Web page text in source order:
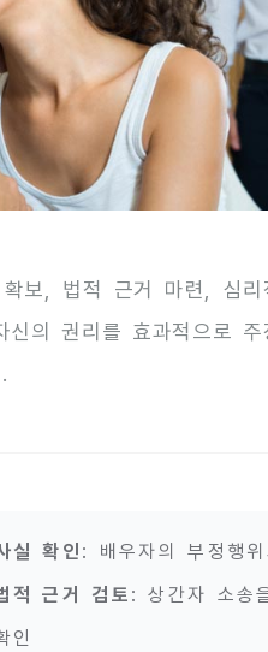
보, 법적 근거 마련, 심
의 권리를 효과적으로
실 확인 : 배우자의 부정행
적 근거 검토 : 상간자 소송
인